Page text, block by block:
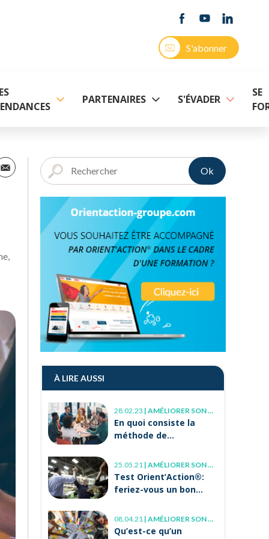
S'abonner
PARTENAIRES S'ÉVADER
SE
Ok
À LIRE AUSSI
28.02.23 | AMÉLIORER SON MANAGEMENT
En quoi consiste la
méthode de
25.05.21 | AMÉLIORER SON MANAGEMENT
Test Orient’Action®:
feriez-vous un bon
08.04.21 | AMÉLIORER SON MANAGEMENT, MONTER EN COMPÉTENCE
Qu’est-ce qu’un